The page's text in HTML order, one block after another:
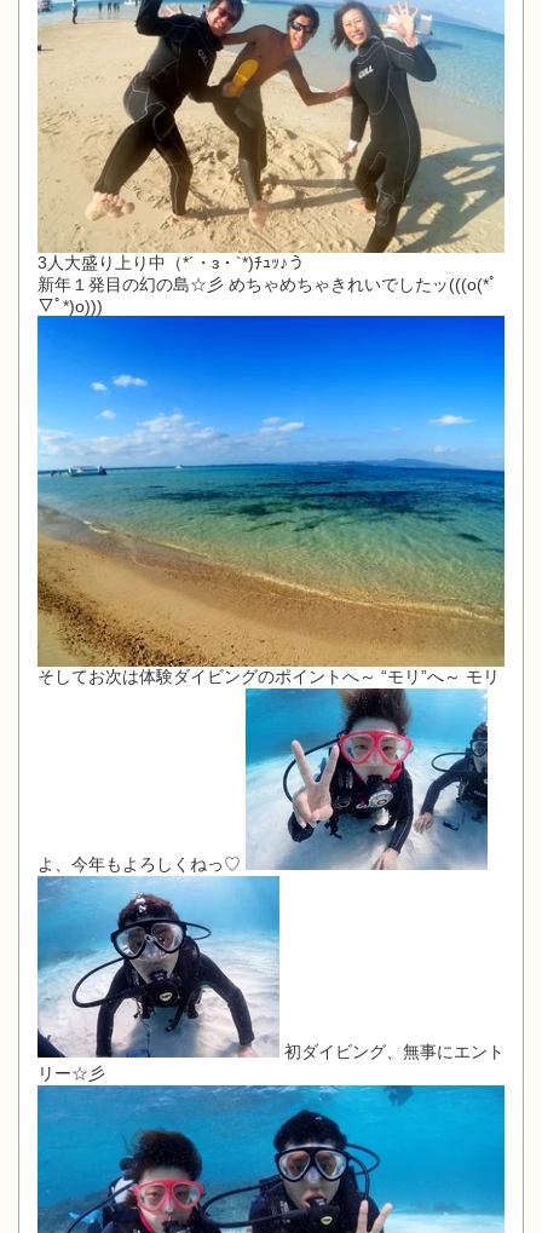
3人大盛り上り中（*´・з・`*)ﾁｭｯ♪う
新年１発目の幻の島☆彡 めちゃめちゃきれいでしたッ(((o(*ﾟ
▽ﾟ*)o)))
そしてお次は体験ダイビングのポイントへ～ “モリ”へ～ モリ
よ、今年もよろしくねっ♡
初ダイビング、無事にエント
リー☆彡